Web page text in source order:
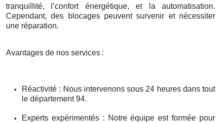
tranquillité, l’confort énergétique, et la automatisation.
Cependant, des blocages peuvent survenir et nécessiter
une réparation.
Avantages de nos services :
Réactivité : Nous intervenons sous 24 heures dans tout
le département 94.
Experts expérimentés : Notre équipe est formée pour